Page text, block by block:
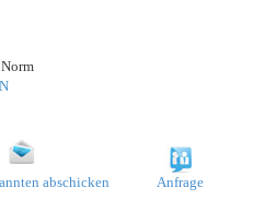
abschicken Anfrage